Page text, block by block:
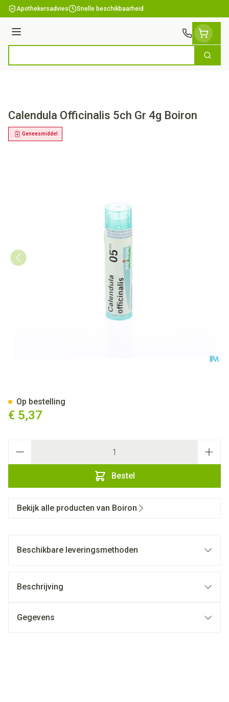
Ga naar de inhoud
Apothekersadvies Snelle beschikbaarheid
Menu
Zoek
Calendula Officinalis 5ch Gr 4g Boiron
Geneesmiddel
€ 5,37
Bestel
Op bestelling
Bekijk alle producten van Boiron
Beschikbare leveringsmethoden
Beschrijving
Gegevens